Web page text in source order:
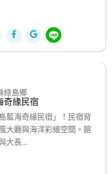
綠島鄉
奇緣民宿
藍海奇緣民宿」！民宿背
大廳與海洋彩繪空間。館
大長...